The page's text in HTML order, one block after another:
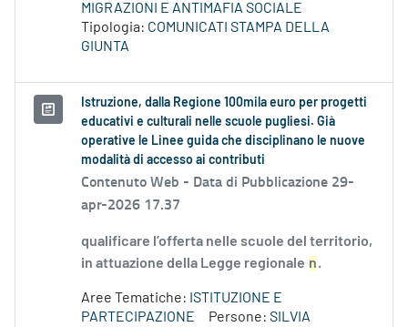
MIGRAZIONI E ANTIMAFIA SOCIALE
Tipologia: COMUNICATI STAMPA DELLA
GIUNTA
Istruzione, dalla Regione 100mila euro per progetti
educativi e culturali nelle scuole pugliesi. Già
operative le Linee guida che disciplinano le nuove
modalità di accesso ai contributi
Contenuto Web - Data di Pubblicazione 29-
apr-2026 17.37
qualificare l’offerta nelle scuole del territorio,
in attuazione della Legge regionale n.
Aree Tematiche: ISTITUZIONE E
PARTECIPAZIONE
Persone: SILVIA